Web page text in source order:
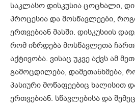
საკლასო დისკუსია ცოცხალი,
პროცესია და მოსწავლეები,
ერთვებიან მასში. დისკუსიის
რომ იზრდება მოსწავლეთა
აქტივობა. ვისაც უკვე აქვს ამ
გამოცდილება, დამეთანხმება,
პასიური მოწაფეებიც ხალისით
ერთვებიან. სწავლებისა და